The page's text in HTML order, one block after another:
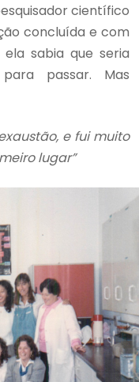
científico
concluída e com
sabia que seria
passar. Mas
e fui muito
lugar”